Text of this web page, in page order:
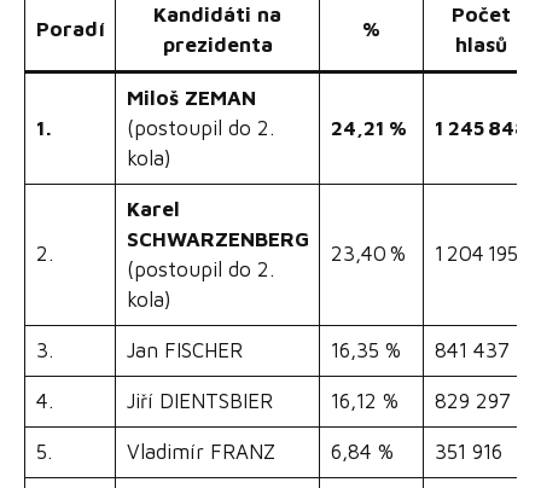
Poradí
Kandidáti na
prezidenta
%
Počet
hlasů
1.
Miloš ZEMAN
(postoupil do 2.
kola)
24,21 % 1 245 848
2.
Karel
SCHWARZENBERG
(postoupil do 2.
kola)
23,40 % 1 204 195
3. Jan FISCHER 16,35 % 841 437
4. Jiří DIENTSBIER 16,12 % 829 297
5. Vladimír FRANZ 6,84 % 351 916